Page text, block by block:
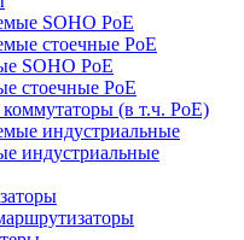
SOHO PoE
стоечные PoE
SOHO PoE
стоечные PoE
(в т.ч. РоЕ)
индустриальные
индустриальные